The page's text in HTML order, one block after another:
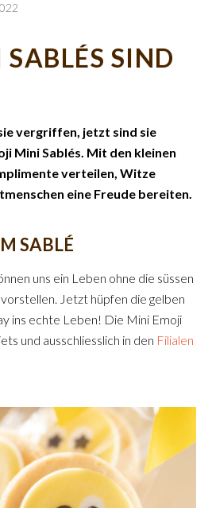
SIND
vergriffen, jetzt sind sie
Mini Sablés. Mit den kleinen
verteilen, Witze
eine Freude bereiten.
SABLÉ
uns ein Leben ohne die süssen
Jetzt hüpfen die gelben
ins echte Leben! Die Mini Emoji
und ausschliesslich in den Filialen